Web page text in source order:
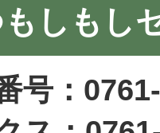
しもし
号：